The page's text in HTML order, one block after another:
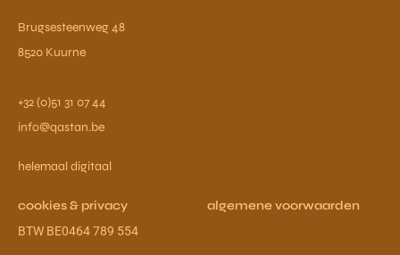
Brugsesteenweg 48
8520 Kuurne
+32 (0)51 31 07 44
info@qastan.be
helemaal digitaal
cookies & privacy algemene voorwaarden
BTW BE0464 789 554